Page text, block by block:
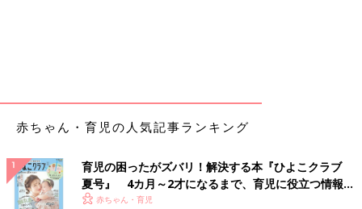
メします。
スエードアイテムはプチプラでも高見えしやすいので要チェック
です！
赤ちゃん・育児の人気記事ランキング
育児の困ったがズバリ！解決する本『ひよこクラブ
夏号』 4カ月～2才になるまで、育児に役立つ情報が
いっぱい！
赤ちゃん・育児